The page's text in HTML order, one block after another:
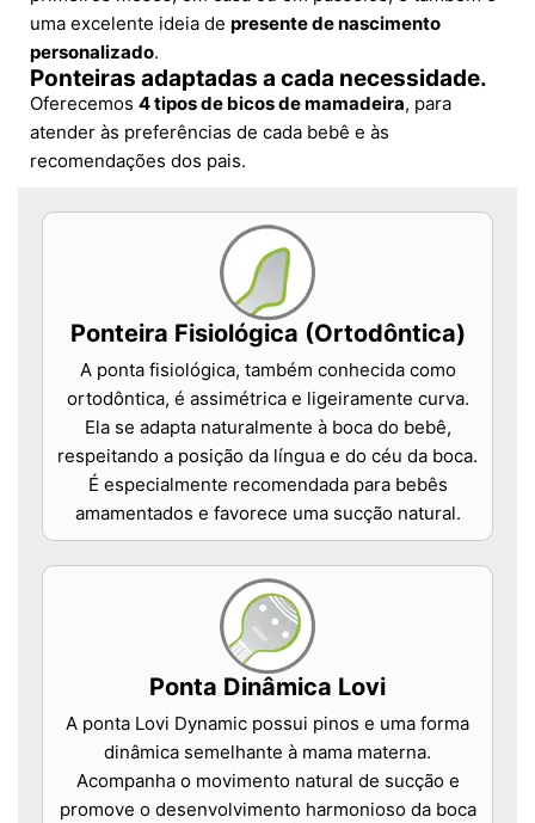
uma excelente ideia de presente de nascimento
personalizado.
Ponteiras adaptadas a cada necessidade.
Oferecemos 4 tipos de bicos de mamadeira, para
atender às preferências de cada bebê e às
recomendações dos pais.
Ponteira Fisiológica (Ortodôntica)
A ponta fisiológica, também conhecida como
ortodôntica, é assimétrica e ligeiramente curva.
Ela se adapta naturalmente à boca do bebê,
respeitando a posição da língua e do céu da boca.
É especialmente recomendada para bebês
amamentados e favorece uma sucção natural.
Ponta Dinâmica Lovi
A ponta Lovi Dynamic possui pinos e uma forma
dinâmica semelhante à mama materna.
Acompanha o movimento natural de sucção e
promove o desenvolvimento harmonioso da boca